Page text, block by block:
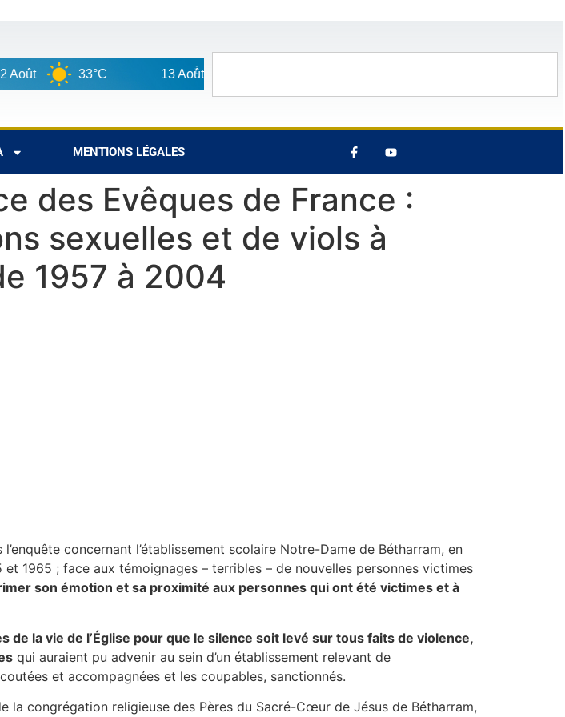
33°C 13 Août
MENTIONS LÉGALES
des Evêques de France :
sexuelles et de viols à
1957 à 2004
concernant l’établissement scolaire Notre-Dame de Bétharram, en
1965 ; face aux témoignages – terribles – de nouvelles personnes victimes
son émotion et sa proximité aux personnes qui ont été victimes et à
la vie de l’Église pour que le silence soit levé sur tous faits de violence,
qui auraient pu advenir au sein d’un établissement relevant de
et accompagnées et les coupables, sanctionnés.
congrégation religieuse des Pères du Sacré-Cœur de Jésus de Bétharram,